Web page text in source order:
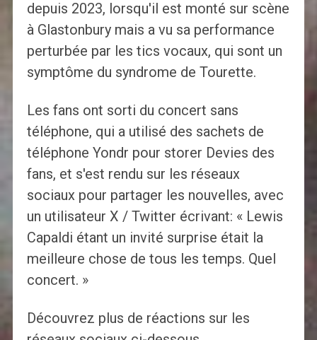
depuis 2023, lorsqu'il est monté sur scène
à Glastonbury mais a vu sa performance
perturbée par les tics vocaux, qui sont un
symptôme du syndrome de Tourette.
Les fans ont sorti du concert sans
téléphone, qui a utilisé des sachets de
téléphone Yondr pour storer Devies des
fans, et s'est rendu sur les réseaux
sociaux pour partager les nouvelles, avec
un utilisateur X / Twitter écrivant: « Lewis
Capaldi étant un invité surprise était la
meilleure chose de tous les temps. Quel
concert. »
Découvrez plus de réactions sur les